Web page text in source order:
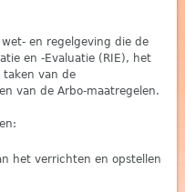
en regelgeving die de
en -Evaluatie (RIE), het
taken van de
van de Arbo-maatregelen.
het verrichten en opstellen